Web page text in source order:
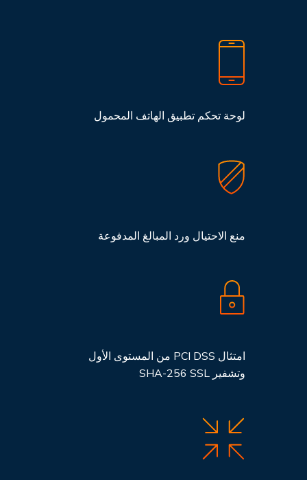
لوحة تحكم تطبيق الهاتف المحمول
منع الاحتيال ورد المبالغ المدفوعة
امتثال PCI DSS من المستوى الأول
وتشفير SHA-256 SSL